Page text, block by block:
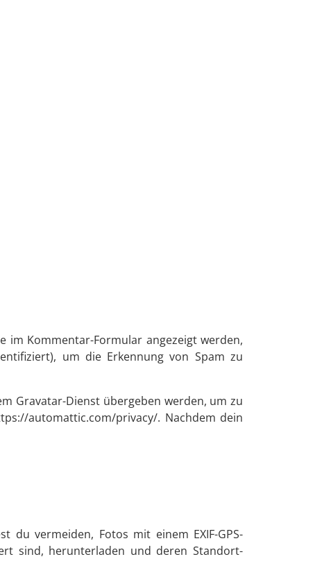
im Kommentar-Formular angezeigt werden,
um die Erkennung von Spam zu
Gravatar-Dienst übergeben werden, um zu
automattic.com/privacy/. Nachdem dein
vermeiden, Fotos mit einem EXIF-GPS-
sind, herunterladen und deren Standort-